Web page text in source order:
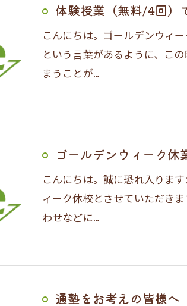
体験授業（無料/4回）
こんにちは。ゴールデンウィ
という言葉があるように、こ
まうことが…
ゴールデンウィーク休
こんにちは。誠に恐れ入りま
ィーク休校とさせていただき
わせなどに…
通塾をお考えの皆様へ